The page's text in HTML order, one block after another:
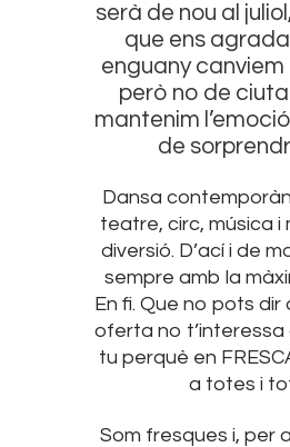
serà de nou al
que ens
enguany canviem
però no de
mantenim
de
Dansa
teatre, circ, música i
diversió. D’ací i de
sempre amb la
En fi. Que no pots
oferta no t’interessa
tu perquè en
a totes i
Som fresques i, per